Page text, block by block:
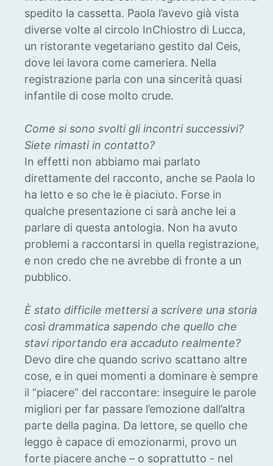
spedito la cassetta. Paola l’avevo già vista
diverse volte al circolo InChiostro di Lucca,
un ristorante vegetariano gestito dal Ceis,
dove lei lavora come cameriera. Nella
registrazione parla con una sincerità quasi
infantile di cose molto crude.
Come si sono svolti gli incontri successivi?
Siete rimasti in contatto?
In effetti non abbiamo mai parlato
direttamente del racconto, anche se Paola lo
ha letto e so che le è piaciuto. Forse in
qualche presentazione ci sarà anche lei a
parlare di questa antologia. Non ha avuto
problemi a raccontarsi in quella registrazione,
e non credo che ne avrebbe di fronte a un
pubblico.
È stato difficile mettersi a scrivere una storia
così drammatica sapendo che quello che
stavi riportando era accaduto realmente?
Devo dire che quando scrivo scattano altre
cose, e in quei momenti a dominare è sempre
il “piacere” del raccontare: inseguire le parole
migliori per far passare l’emozione dall’altra
parte della pagina. Da lettore, se quello che
leggo è capace di emozionarmi, provo un
forte piacere anche – o soprattutto - nel